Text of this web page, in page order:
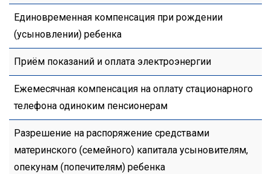
Единовременная компенсация при рождении
(усыновлении) ребенка
Приём показаний и оплата электроэнергии
Ежемесячная компенсация на оплату стационарного
телефона одиноким пенсионерам
Разрешение на распоряжение средствами
материнского (семейного) капитала усыновителям,
опекунам (попечителям) ребенка